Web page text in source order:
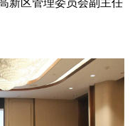
新区管理委员会副主任